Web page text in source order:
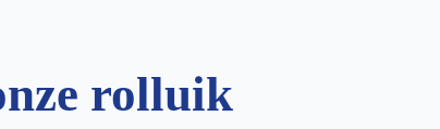
rolluik